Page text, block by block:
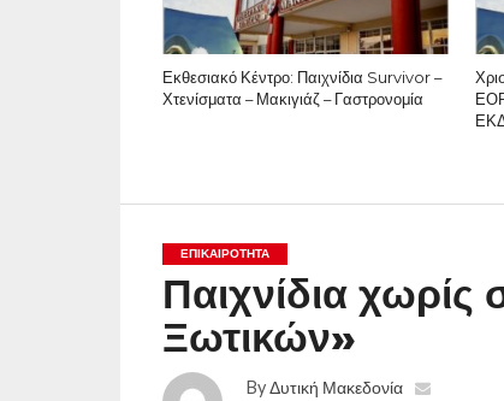
Εκθεσιακό Κέντρο: Παιχνίδια Survivor –
Χτενίσματα – Μακιγιάζ – Γαστρονομία
ΕΠΙΚΑΙΡΟΤΗΤΑ
Παιχνίδια
Ξωτικών»
ByΔυτική Μακεδονία